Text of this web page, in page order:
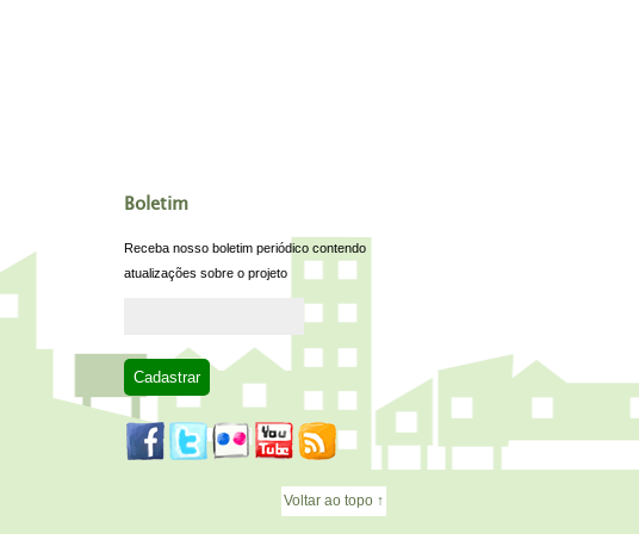
Boletim
Receba nosso boletim periódico contendo
atualizações sobre o projeto
Voltar ao topo ↑